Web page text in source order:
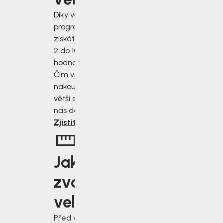
Díky věrnostnímu
programu
získáte slevu od
2 do 10 % z
hodnoty nákupu.
Čím více
nakoupíte, tím
větší slevu od
nás dostanete.
Zjistit více
Jakou
zvolit
velikost?
Před výběrem